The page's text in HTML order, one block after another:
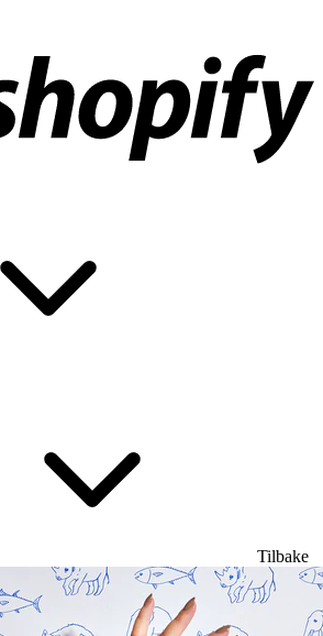
Tilbake